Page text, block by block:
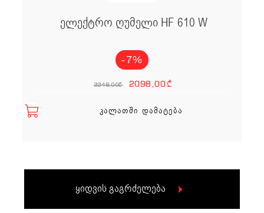
ელექტრო ღუმელი HF 610 W
-7%
2248,00
₾ Original price
2098,00
₾Current
ᲙᲐᲚᲐᲗᲨᲘ ᲓᲐᲛᲐᲢᲔᲑᲐ
ყიდვის გაგრძელება